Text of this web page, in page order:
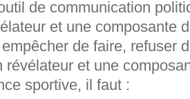
de communication
et une composante
de faire, refuser
révélateur et une
sportive, il faut :